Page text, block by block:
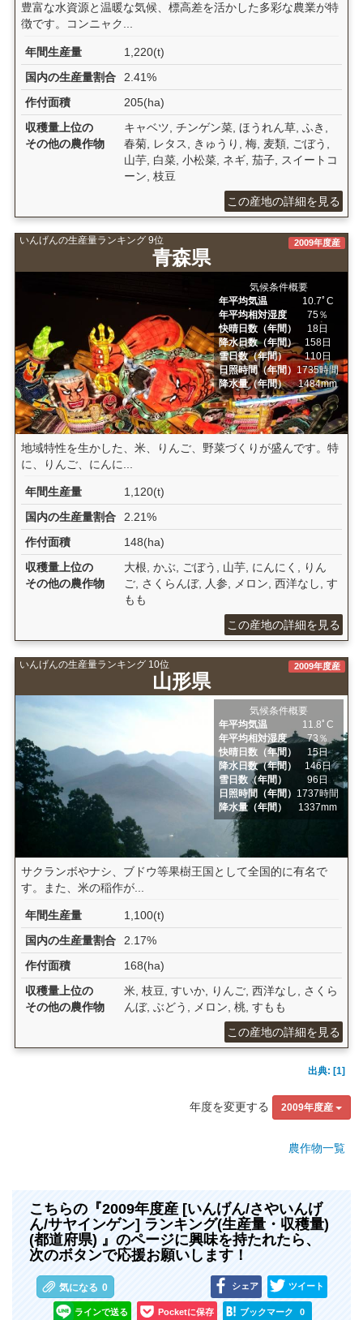
豊富な水資源と温暖な気候、標高差を活かした多彩な農業が特
徴です。コンニャク...
年間生産量
1,220(t)
国内の生産量割合
2.41%
作付面積
205(ha)
収穫量上位の
その他の農作物
キャベツ, チンゲン菜, ほうれん草, ふき,
春菊, レタス, きゅうり, 梅, 麦類, ごぼう,
山芋, 白菜, 小松菜, ネギ, 茄子, スイートコ
ーン, 枝豆
この産地の詳細を見る
いんげんの生産量ランキング 9位
青森県
2009年度産
気候条件概要
年平均気温
10.7ﾟC
年平均相対湿度
75％
快晴日数（年間）
18日
降水日数（年間）
158日
雪日数（年間）
110日
日照時間（年間） 1735時間
降水量（年間）
1484mm
地域特性を生かした、米、りんご、野菜づくりが盛んです。特
に、りんご、にんに...
年間生産量
1,120(t)
国内の生産量割合
2.21%
作付面積
148(ha)
収穫量上位の
その他の農作物
大根, かぶ, ごぼう, 山芋, にんにく, りん
ご, さくらんぼ, 人参, メロン, 西洋なし, す
もも
この産地の詳細を見る
いんげんの生産量ランキング 10位
山形県
2009年度産
気候条件概要
年平均気温
11.8ﾟC
年平均相対湿度
73％
快晴日数（年間）
15日
降水日数（年間）
146日
雪日数（年間）
96日
日照時間（年間） 1737時間
降水量（年間）
1337mm
サクランボやナシ、ブドウ等果樹王国として全国的に有名で
す。また、米の稲作が...
年間生産量
1,100(t)
国内の生産量割合
2.17%
作付面積
168(ha)
収穫量上位の
その他の農作物
米, 枝豆, すいか, りんご, 西洋なし, さくら
んぼ, ぶどう, メロン, 桃, すもも
この産地の詳細を見る
出典: [1]
年度を変更する 2009年度産
農作物一覧
こちらの『2009年度産 [いんげん/さやいんげ
ん/サヤインゲン] ランキング(生産量・収穫量)
(都道府県) 』のページに興味を持たれたら、
次のボタンで応援お願いします！
気になる 0 シェア ツイート
ラインで送る Pocketに保存 ブックマーク 0